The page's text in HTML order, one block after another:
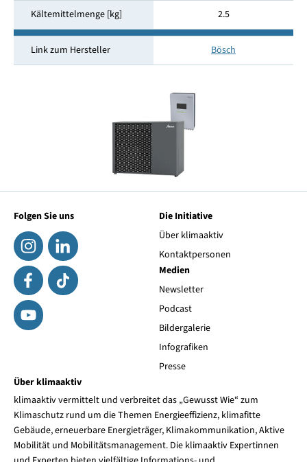
Kältemittelmenge [kg] 2.5
Link zum Hersteller Bösch
Folgen Sie uns
Die Initiative
Über klimaaktiv
Kontaktpersonen
Medien
Newsletter
Podcast
Bildergalerie
Infografiken
Presse
Über klimaaktiv
klimaaktiv vermittelt und verbreitet das „Gewusst Wie“ zum
Klimaschutz rund um die Themen Energieeffizienz, klimafitte
Gebäude, erneuerbare Energieträger, Klimakommunikation, Aktive
Mobilität und Mobilitätsmanagement. Die klimaaktiv Expertinnen